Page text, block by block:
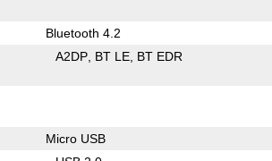
Bluetooth 4.2
A2DP BT LE BT EDR
Micro USB